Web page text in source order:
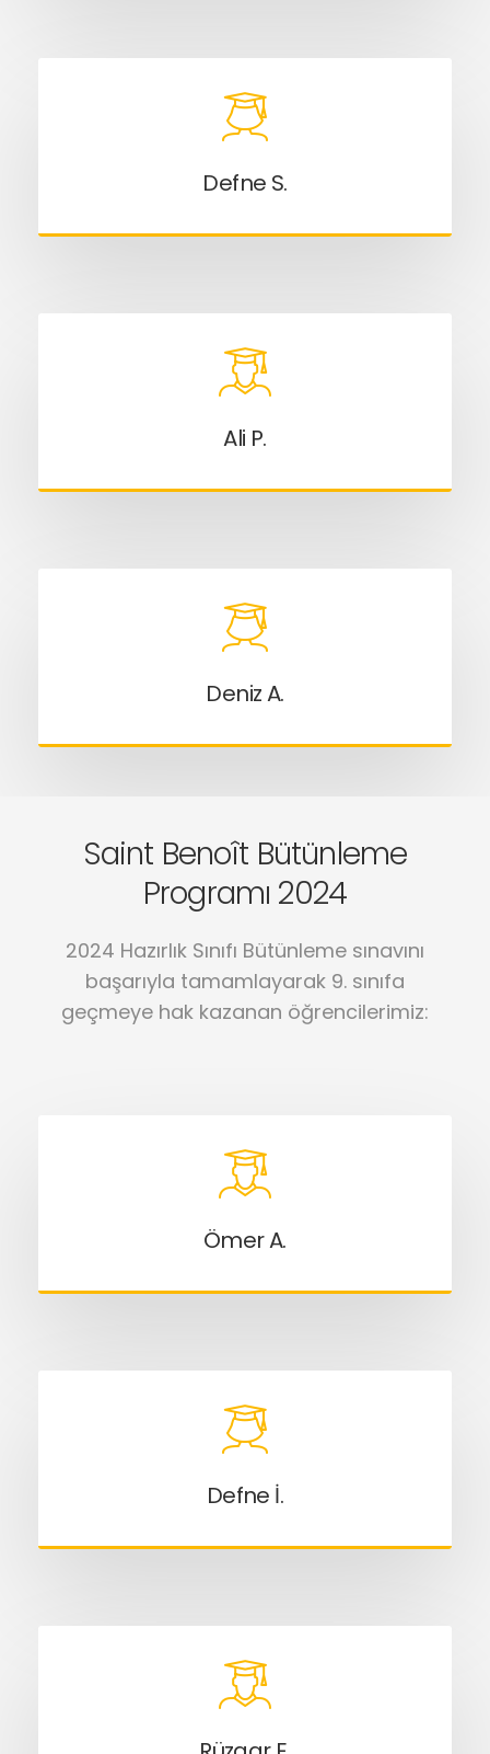
Defne S.
Ali P.
Deniz A.
Saint Benoît Bütünleme
Programı 2024
2024 Hazırlık Sınıfı Bütünleme sınavını
başarıyla tamamlayarak 9. sınıfa
geçmeye hak kazanan öğrencilerimiz:
Ömer A.
Defne İ.